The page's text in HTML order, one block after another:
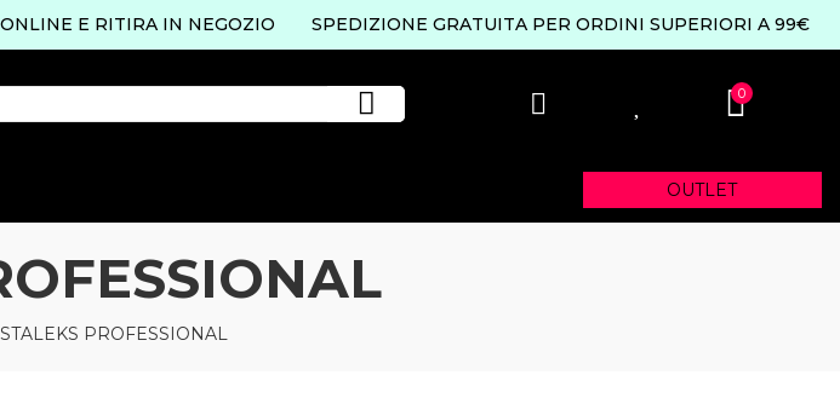
E RITIRA IN NEGOZIO SPEDIZIONE GRATUITA PER ORDINI SUPERIORI A 99€
0
OUTLET
STALEKS PROFESSIONAL